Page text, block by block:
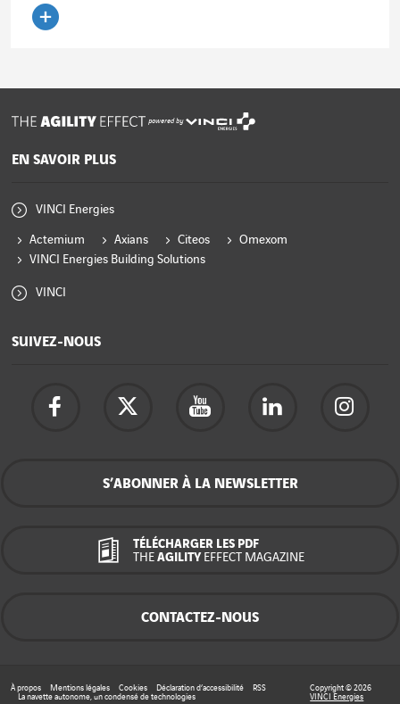
powered by
EN SAVOIR PLUS
VINCI Energies
Actemium Axians Citeos
Omexom
VINCI Energies Building Solutions
VINCI
SUIVEZ-NOUS
S’ABONNER À LA NEWSLETTER
TÉLÉCHARGER LES PDF
THE AGILITY EFFECT MAGAZINE
CONTACTEZ-NOUS
À propos Mentions légales Cookies Déclaration d’accessibilité
RSS
La navette autonome, un condensé de technologies
Copyright © 2026
VINCI Energies